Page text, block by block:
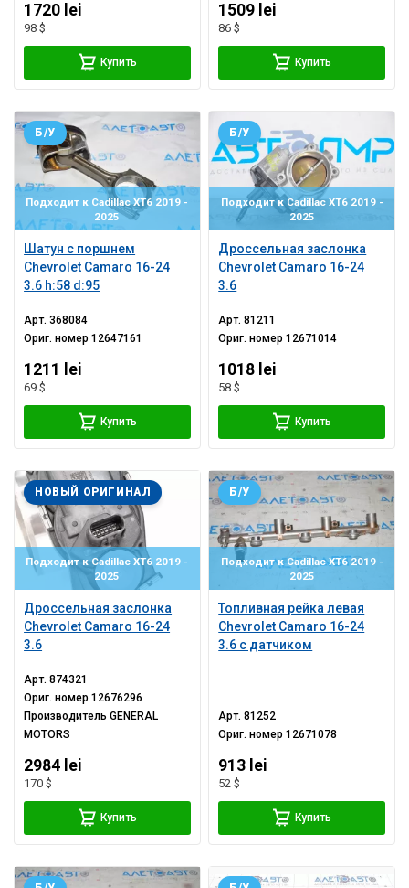
1720 lei
98 $
Купить
1509 lei
86 $
Купить
Подходит к Cadillac XT6 2019 -
2025
Шатун с поршнем
Chevrolet Camaro 16-24
3.6 h:58 d:95
Б/У
Арт.368084
Ориг. номер12647161
1211 lei
69 $
Купить
Подходит к Cadillac XT6 2019 -
2025
Дроссельная заслонка
Chevrolet Camaro 16-24
3.6
Б/У
Арт.81211
Ориг. номер12671014
1018 lei
58 $
Купить
Подходит к Cadillac XT6 2019 -
2025
Дроссельная заслонка
Chevrolet Camaro 16-24
3.6
НОВЫЙ ОРИГИНАЛ
Арт.874321
Ориг. номер12676296
ПроизводительGENERAL
MOTORS
2984 lei
170 $
Купить
Подходит к Cadillac XT6 2019 -
2025
Топливная рейка левая
Chevrolet Camaro 16-24
3.6 с датчиком
Б/У
Арт.81252
Ориг. номер12671078
913 lei
52 $
Купить